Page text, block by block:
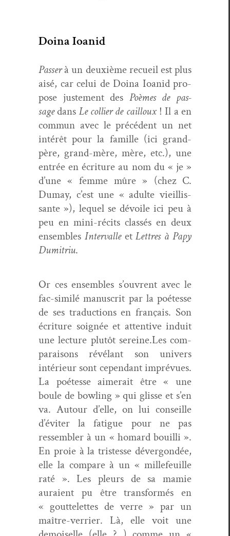
Doina Ioanid
Pass­erà un deux­ième recueil est plus
aisé, car celui de Doina Ioanid pro­
pose juste­ment des Poèmes de pas­
sagedans Le col­lier de cail­loux! Il a en
com­mun avec le précé­dent un net
intérêt pour la famille (ici grand-
père, grand-mère, mère, etc.), une
entrée en écri­t­ure au nom du « je »
d’une « femme mûre » (chez C.
Dumay, c’est une « adulte vieil­lis­
sante »), lequel se dévoile ici peu à
peu en mini-réc­its classés en deux
ensem­bles Inter­valleetLet­tres à Papy
Dumitriu.
Or ces ensem­bles s’ouvrent avec le
fac-sim­ilé man­u­scrit par la poétesse
de ses tra­duc­tions en français. Son
écri­t­ure soignée et atten­tive induit
une lec­ture plutôt sereine.Les com­
para­isons révélant son univers
intérieur sont cepen­dant imprévues.
La poétesse aimerait être « une
boule de bowl­ing » qui glisse et s’en
va. Autour d’elle, on lui con­seille
d’éviter la fatigue pour ne pas
ressem­bler à un « homard bouil­li ».
En proie à la tristesse déver­gondée,
elle la com­pare à un « mille­feuille
raté ». Les pleurs de sa mamie
auraient pu être trans­for­més en
« gout­telettes de verre » par un
maître-ver­ri­er. Là, elle voit une